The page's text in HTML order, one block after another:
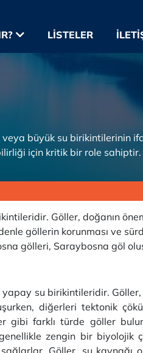
LISTELER
büyük su birikintilerinin
için kritik bir role sahiptir.
Göller, doğanın
göllerin korunması ve
gölleri, Saraybosna göl
su birikintileridir.
diğerleri tektonik
gibi farklı türde göller
zengin bir biyolojik
Göller, su kaynağı